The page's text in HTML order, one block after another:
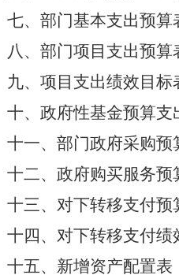
七、部门基本支出预算
八、 部门项目支出预算
九、项目支出绩效目标
十、政府性基金预算支
十一、部门政府采购预
十二、政府购买服务预
十三、 对下转移支付预
十四、对下转移支付绩
十五、新增资产配置表